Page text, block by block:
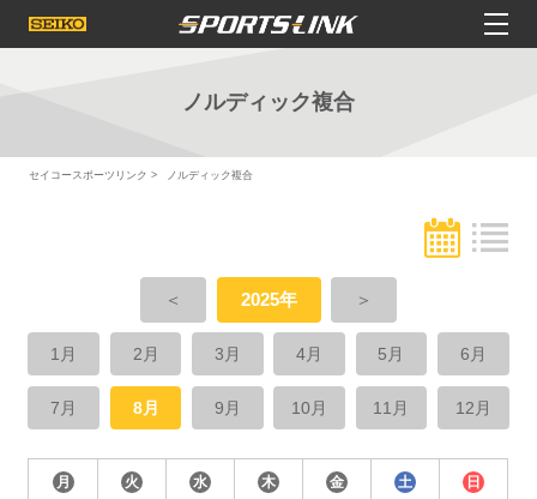
ノルディック複合
セイコースポーツリンク ノルディック複合
＜ 2025年 ＞
1月 2月 3月 4月 5月 6月
7月 8月 9月 10月 11月 12月
月 火 水 木 金 土 日